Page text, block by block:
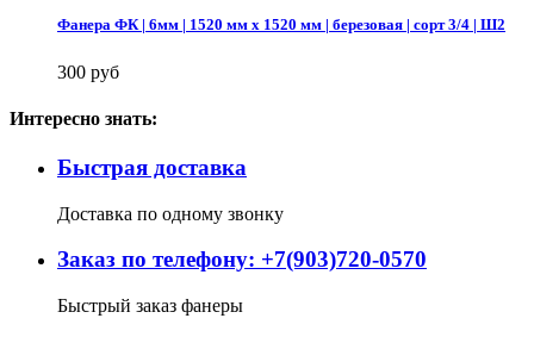
Фанера ФК | 6мм | 1520 мм х 1520 мм | березовая | сорт 3/4 | Ш2
300 руб
Интересно знать:
Быстрая доставка
Доставка по одному звонку
Заказ по телефону: +7(903)720-0570
Быстрый заказ фанеры